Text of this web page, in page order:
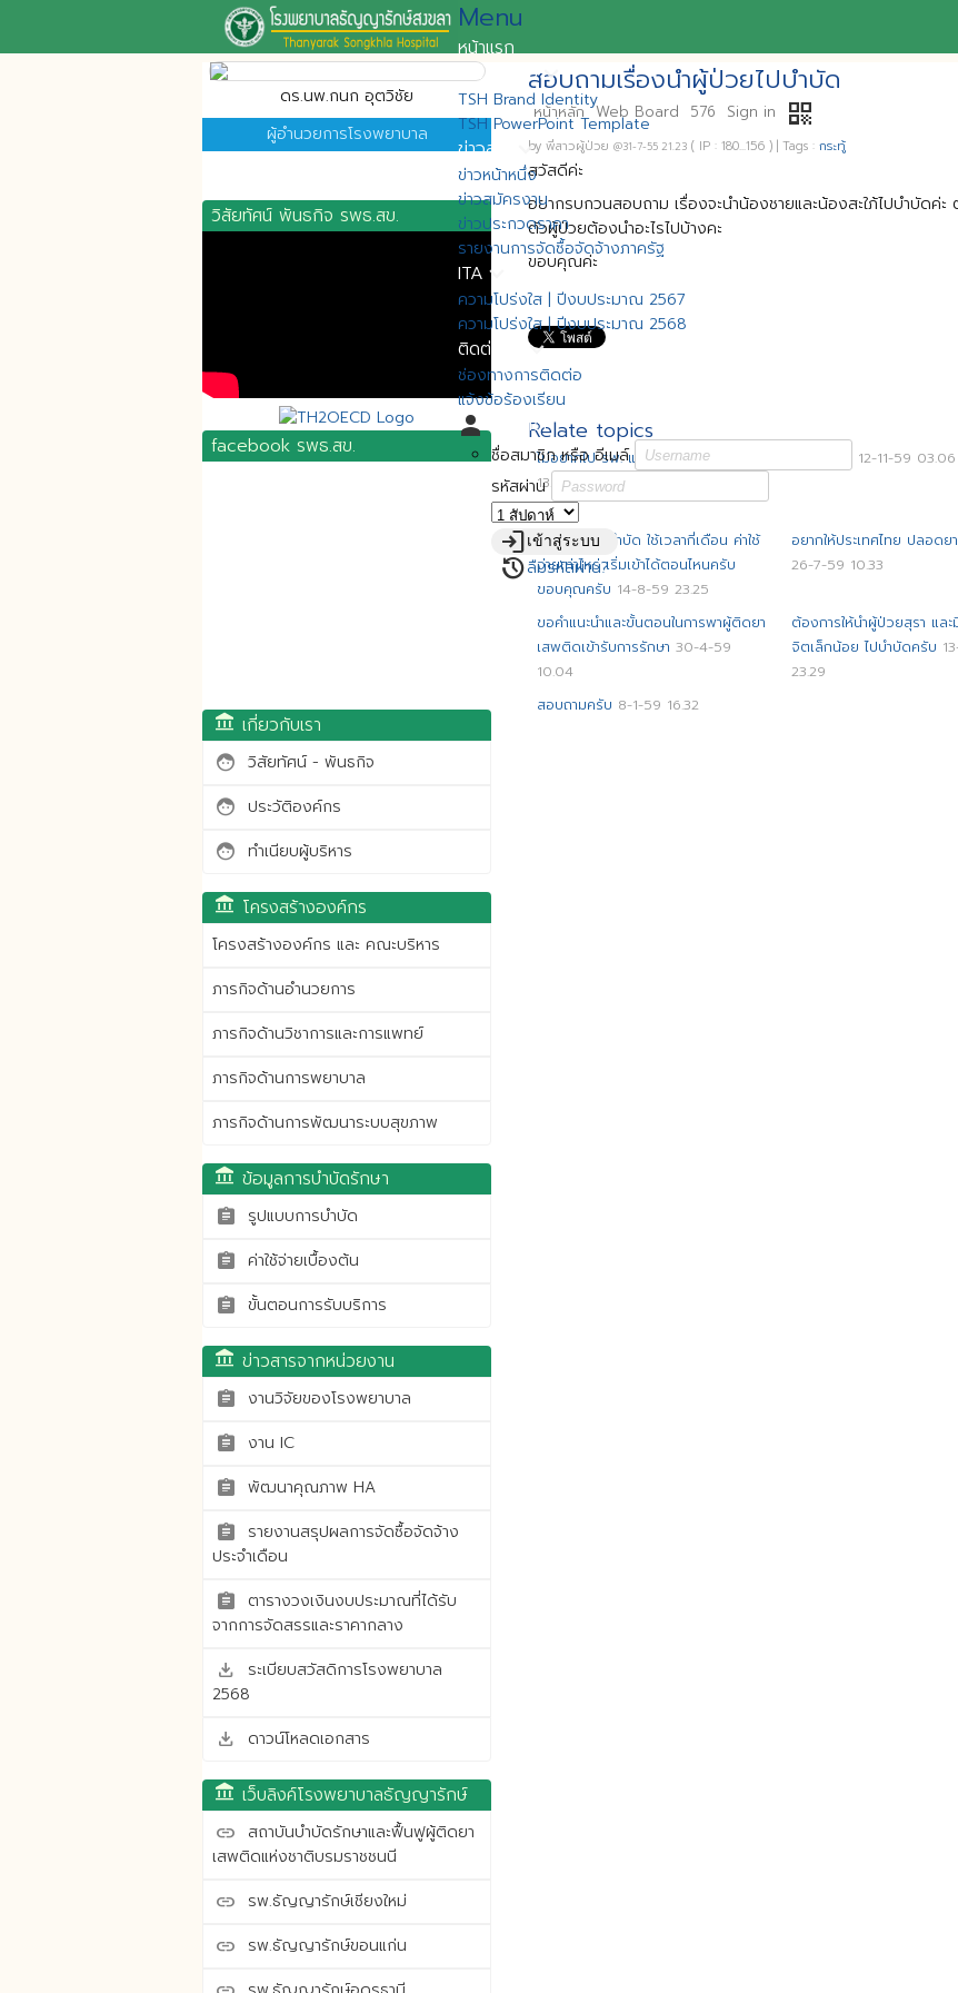
Menu
หน้าแรก
ข้อมูลทั่วไปexpand_more
TSH Brand Identity
TSH PowerPoint Template
ข่าวสาร expand_more
ข่าวหน้าหนึ่ง
ข่าวสมัครงาน
ข่าวประกวดราคา
รายงานการจัดซื้อจัดจ้างภาครัฐ
ITA expand_more
ความโปร่งใส | ปีงบประมาณ 2567
ความโปร่งใส | ปีงบประมาณ 2568
ติดต่อเรา expand_more
ช่องทางการติดต่อ
แจ้งข้อร้องเรียน
personมุมสมาชิก
ชื่อสมาชิก หรือ อีเมล์
รหัสผ่าน
loginเข้าสู่ระบบ
restoreลืมรหัสผ่าน?
สอบถามเรื่องนำผู้ป่วยไปบำบัด
หน้าหลัก Web Board 576 Sign in qr_code
by พี่สาวผู้ป่วย @31-7-55 21.23 ( IP : 180...156 ) | Tags : กระทู้
สวัสดีค่ะ
อยากรบกวนสอบถาม เรื่องจะนำน้องชายและน้องสะใภ้ไปบำบัดค่
ตัวผู้ป่วยต้องนำอะไรไปบ้างคะ
ขอบคุณค่ะ
Relate topics
ไม่อยากไป รพ. แต่อยากหาย 2-12-59
13.32
12-11-59 03.06
จะส่งน้องไปบำบัด ใช้เวลากี่เดือน ค่าใช้
จ่ายเท่าไหร่ เริ่มเข้าได้ตอนไหนครับ
ขอบคุณครับ 14-8-59 23.25
อยากให้ประเทศไทย ปลอดย
26-7-59 10.33
ขอคำแนะนำและขั้นตอนในการพาผู้ติดยา
เสพติดเข้ารับการรักษา 30-4-59
10.04
ต้องการให้นำผู้ป่วยสุรา และ
จิตเล็กน้อย ไปบำบัดครับ
23.29
สอบถามครับ 8-1-59 16.32
ดร.นพ.กนก อุตวิชัย
ผู้อำนวยการโรงพยาบาล
วิสัยทัศน์ พันธกิจ รพธ.สข.
facebook รพธ.สข.
account_balance เกี่ยวกับเรา
face วิสัยทัศน์ - พันธกิจ
face ประวัติองค์กร
face ทำเนียบผู้บริหาร
account_balance โครงสร้างองค์กร
โครงสร้างองค์กร และ คณะบริหาร
ภารกิจด้านอำนวยการ
ภารกิจด้านวิชาการและการแพทย์
ภารกิจด้านการพยาบาล
ภารกิจด้านการพัฒนาระบบสุขภาพ
account_balance ข้อมูลการบำบัดรักษา
assignment รูปแบบการบำบัด
assignment ค่าใช้จ่ายเบื้องต้น
assignment ขั้นตอนการรับบริการ
account_balance ข่าวสารจากหน่วยงาน
assignment งานวิจัยของโรงพยาบาล
assignment งาน IC
assignment พัฒนาคุณภาพ HA
assignment
รายงานสรุปผลการจัดซื้อจัดจ้าง
ประจำเดือน
assignment
ตารางวงเงินงบประมาณที่ได้รับ
จากการจัดสรรและราคากลาง
save_alt
ระเบียบสวัสดิการโรงพยาบาล
2568
save_alt ดาวน์โหลดเอกสาร
account_balance เว็บลิงค์โรงพยาบาลธัญญารักษ์
link
สถาบันบำบัดรักษาและฟื้นฟูผู้ติดยา
เสพติดแห่งชาติบรมราชชนนี
link รพ.ธัญญารักษ์เชียงใหม่
link รพ.ธัญญารักษ์ขอนแก่น